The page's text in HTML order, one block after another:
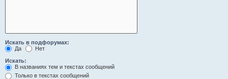
Искать в подфорумах:
Да
Нет
Искать:
В названиях тем и текстах сообщений
Только в текстах сообщений